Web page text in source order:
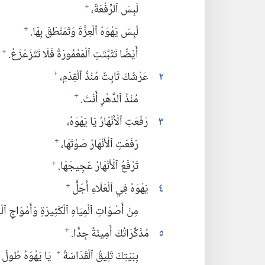
لَبِسَ ٱلرِّفْعَةَ،‏+
لَبِسَ يَهْوَهُ ٱلْعِزَّةَ وَتَمَنْطَقَ بِهَا.‏ +
أَيْضًا تَثَبَّتَتِ ٱلْمَعْمُورَةُ فَلَا تَتَزَعْزَعُ.‏ +
٢ عَرْشُكَ ثَابِتٌ مُنْذُ ٱلْقِدَمِ،‏+
مُنْذُ ٱلدَّهْرِ أَنْتَ.‏ +
٣ رَفَعَتِ ٱلْأَنْهَارُ يَا يَهْوَهُ،‏
رَفَعَتِ ٱلْأَنْهَارُ صَوْتَهَا،‏+
تَرْفَعُ ٱلْأَنْهَارُ عَجِيجَهَا.‏ +
٤ يَهْوَهُ فِي ٱلْعَلَاءِ أَجَلُّ +
مِنْ أَصْوَاتِ ٱلْمِيَاهِ ٱلْكَثِيرَةِ وَأَمْوَاجِ
٥ مُذَكِّرَاتُكَ أَمِينَةٌ جِدًّا.‏ +
بِبَيْتِكَ تَلِيقُ ٱلْقَدَاسَةُ + يَا يَهْوَهُ طُولَ